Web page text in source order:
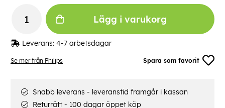
Se mer från Philips Spara som favorit
Lägg i varukorg
Leverans: 4-7 arbetsdagar
Snabb leverans - leveranstid framgår i kassan
Returrätt - 100 dagar öppet köp